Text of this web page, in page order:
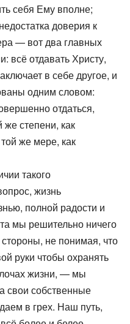
себя Ему вполне;
доверия к
— вот два главных
всё отдавать Христу,
в себе другое, и
одним словом:
отдаться,
же степени, как
же мере, как
такого
жизнь
полной радости и
мы решительно ничего
не понимая, что
руки чтобы охранять
жизни, — мы
свои собственные
в грех. Наш путь,